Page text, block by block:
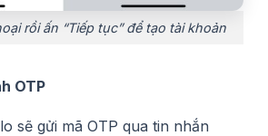
rồi ấn “Tiếp tục” để tạo tài khoản
OTP
sẽ gửi mã OTP qua tin nhắn